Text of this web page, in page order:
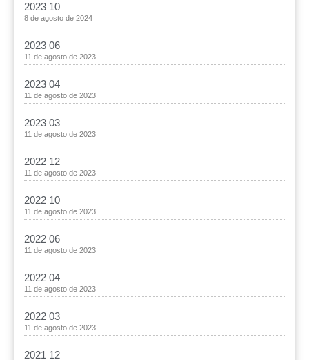
2023 10
8 de agosto de 2024
2023 06
11 de agosto de 2023
2023 04
11 de agosto de 2023
2023 03
11 de agosto de 2023
2022 12
11 de agosto de 2023
2022 10
11 de agosto de 2023
2022 06
11 de agosto de 2023
2022 04
11 de agosto de 2023
2022 03
11 de agosto de 2023
2021 12